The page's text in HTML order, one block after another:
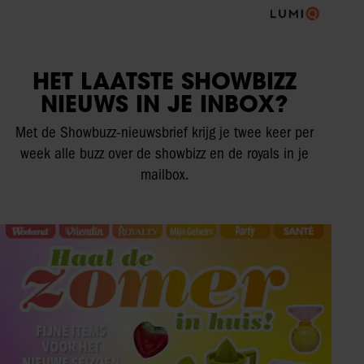
HET LAATSTE SHOWBIZZ
NIEUWS IN JE INBOX?
Met de Showbuzz-nieuwsbrief krijg je twee keer per
week alle buzz over de showbizz en de royals in je
mailbox.